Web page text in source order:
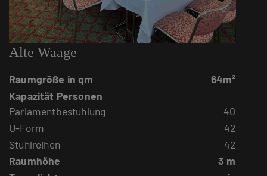
Alte Waage
Raumgröße in qm
64m²
Kapazität Personen
Parlamentbestuhlung
40
U-Form
42
Stuhlreihen
42
Raumhöhe
3 m